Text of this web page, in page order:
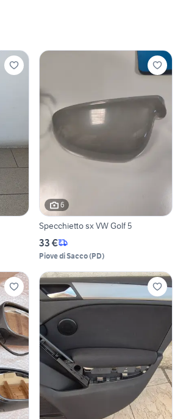
6
Specchietto sx VW Golf 5
33 €
Piove di Sacco(PD)